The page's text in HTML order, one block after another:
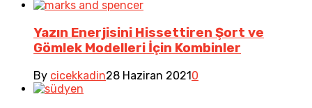
Yazın Enerjisini Hissettiren Şort ve
Gömlek Modelleri İçin Kombinler
By cicekkadin28 Haziran 20210